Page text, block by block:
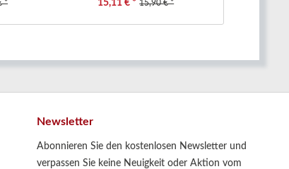
* 15,11 € * 15,90 € *
Newsletter
Abonnieren Sie den kostenlosen Newsletter und
verpassen Sie keine Neuigkeit oder Aktion vom